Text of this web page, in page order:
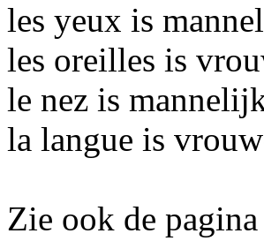
les yeux is
les oreilles is
le nez is
la langue is
Zie ook de pagina